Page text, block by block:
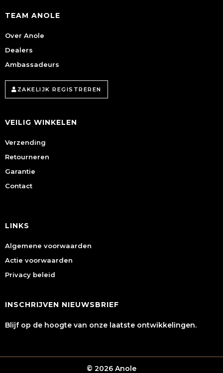
TEAM ANOLE
Over Anole
Dealers
Ambassadeurs
ZAKELIJK REGISTREREN
VEILIG WINKELEN
Verzending
Retourneren
Garantie
Contact
LINKS
Algemene voorwaarden
Actie voorwaarden
Privacy beleid
INSCHRIJVEN NIEUWSBRIEF
Blijf op de hoogte van onze laatste ontwikkelingen.
© 2026 Anole